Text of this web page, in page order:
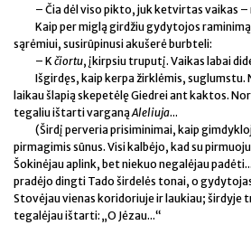
– Čia dėl viso pikto, juk ketvirtas vaikas –
Kaip per miglą girdžiu gydytojos
sąrėmiui, susirūpinusi akušerė burbteli:
– K čiortu, įkirpsiu truputį. Vaikas labai
Išgirdęs, kaip kerpa žirklėmis,
laikau šlapią skepetėlę Giedrei ant kaktos.
tegaliu ištarti varganą Aleliuja...
(Širdį perveria prisiminimai, kaip
pirmagimis sūnus. Visi kalbėjo, kad su
Šokinėjau aplink, bet niekuo negalėjau
pradėjo dingti Tado širdelės tonai, o
Stovėjau vienas koridoriuje ir laukiau; širdyje
tegalėjau ištarti: „O Jėzau...“